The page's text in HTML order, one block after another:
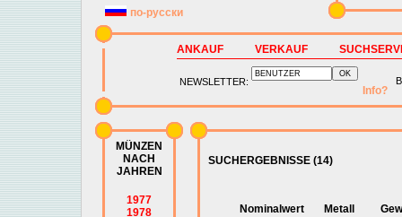
по-русски
ANKAUF VERKAUF
NEWSLETTER:
Info?
MÜNZEN
NACH
JAHREN
1977
1978
SUCHERGEBNISSE (14)
Nominalwert Metall